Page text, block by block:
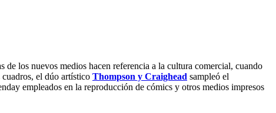
los nuevos medios hacen referencia a la cultura comercial, cuando
el dúo artístico Thompson y Craighead sampleó el
empleados en la reproducción de cómics y otros medios impresos